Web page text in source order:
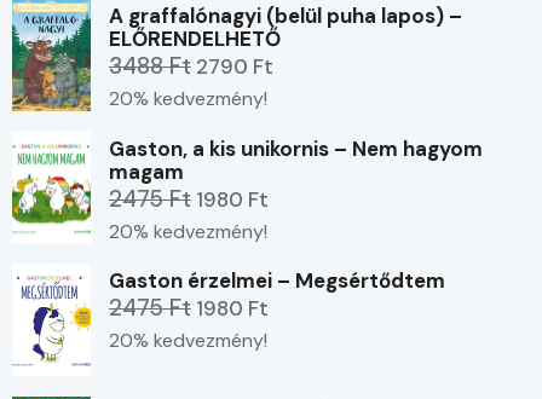
A graffalónagyi (belül puha lapos) –
ELŐRENDELHETŐ
3488 Ft 2790 Ft
20% kedvezmény!
Gaston, a kis unikornis – Nem hagyom
magam
2475 Ft 1980 Ft
20% kedvezmény!
Gaston érzelmei – Megsértődtem
2475 Ft 1980 Ft
20% kedvezmény!